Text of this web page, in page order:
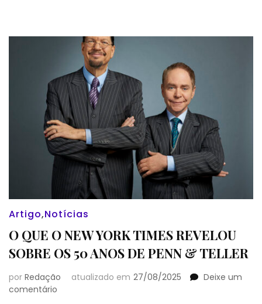
CURITIBA
A
VISÃO
Artigo,Notícias
O QUE O NEW YORK TIMES REVELOU
SOBRE OS 50 ANOS DE PENN & TELLER
por Redação atualizado em 27/08/2025
Deixe um
comentário